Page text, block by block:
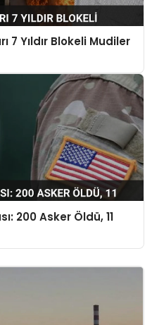
7 Yıldır Blokeli Mudiler
200 Asker Öldü, 11